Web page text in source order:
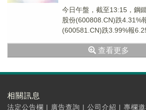
今日午盤，截至13:15，鋼
股份(600808.CN)跌4.31%
(600581.CN)跌3.99%報
查看更多
相關訊息
法定公告欄 | 廣告查詢 | 公司介紹 | 專欄